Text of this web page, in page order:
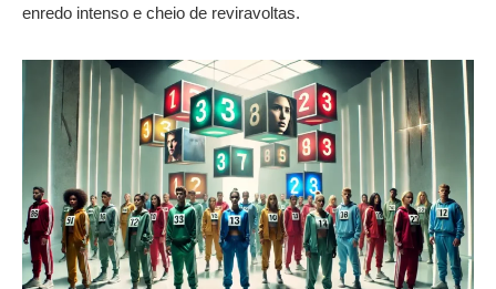
enredo intenso e cheio de reviravoltas.